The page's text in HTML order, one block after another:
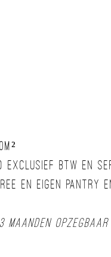
exclusief btw en
en eigen pantry
maanden